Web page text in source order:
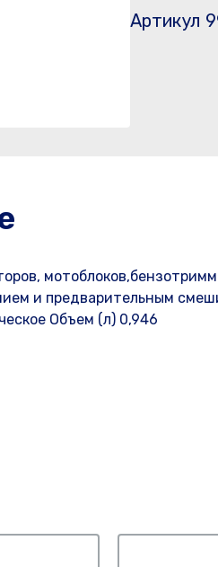
Артикул
и предварительным
Объем (л) 0,946